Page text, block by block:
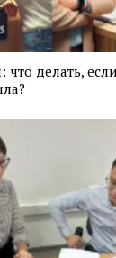
что делать,